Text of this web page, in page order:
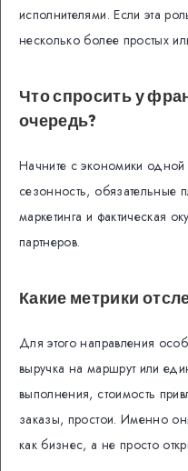
исполнителями. Если эта
несколько более простых
Что спросить у
очередь?
Начните с экономики одной
сезонность, обязательные
маркетинга и фактическая
партнеров.
Какие метрики
Для этого направления
выручка на маршрут или
выполнения, стоимость
заказы, простои. Именно
как бизнес, а не просто